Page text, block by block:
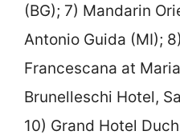
(BG); 7) Mandarin
Antonio Guida (MI);
Francescana at
Brunelleschi Hotel,
10) Grand Hotel